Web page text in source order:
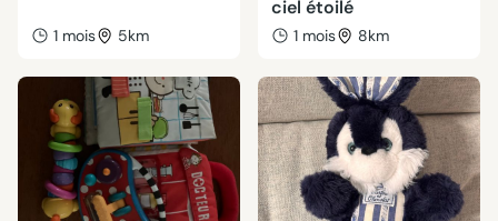
1 mois 5km
ciel étoilé
1 mois 8km